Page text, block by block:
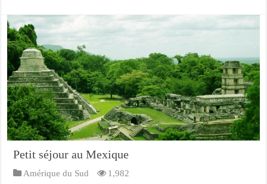
Petit séjour au Mexique
Amérique du Sud 1,982